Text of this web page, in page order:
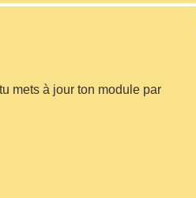
mets à jour ton module par